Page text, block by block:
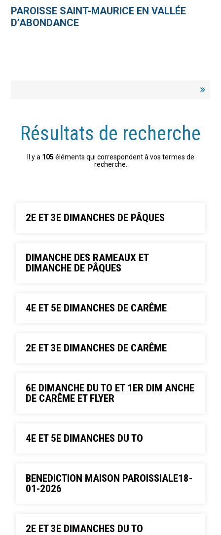
contenu.
personnelsPAROISSE SAINT-MAURICE EN VALLÉE
D’ABONDANCE
Résultats de recherche
Il y a 105 éléments qui correspondent à vos termes de
recherche.
2E ET 3E DIMANCHES DE PÂQUES
DIMANCHE DES RAMEAUX ET
DIMANCHE DE PÂQUES
4E ET 5E DIMANCHES DE CARÊME
2E ET 3E DIMANCHES DE CARÊME
6E DIMANCHE DU TO ET 1ER DIM ANCHE
DE CARÊME ET FLYER
4E ET 5E DIMANCHES DU TO
BENEDICTION MAISON PAROISSIALE18-
01-2026
2E ET 3E DIMANCHES DU TO